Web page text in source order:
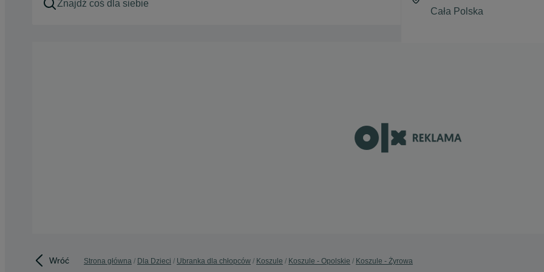
Wróć Strona główna Dla Dzieci Ubranka dla chłopców Koszule Koszule - Opolskie Koszule - Żyrowa